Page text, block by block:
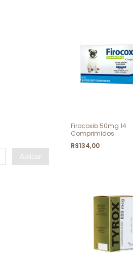
Aplicar
Firocoxib 50mg 14
Comprimidos
R$134,00